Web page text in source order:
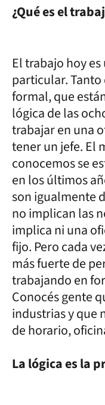
¿Qué es el
El trabajo hoy
particular.
formal, que
lógica de las
trabajar en una
tener un jefe. El
conocemos se
en los últimos
son igualmente
no implican las
implica ni una
fijo. Pero cada
más fuerte de
trabajando en
Conocés gente
industrias y que
de horario,
La lógica es la